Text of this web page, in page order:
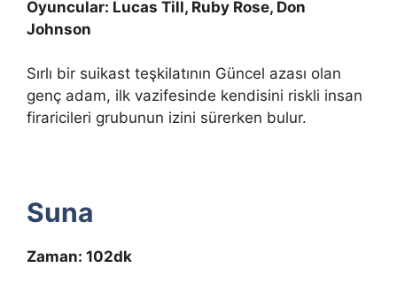
Oyuncular: Lucas Till, Ruby Rose, Don
Johnson
Sırlı bir suikast teşkilatının Güncel azası olan
genç adam, ilk vazifesinde kendisini riskli insan
firaricileri grubunun izini sürerken bulur.
Suna
Zaman: 102dk